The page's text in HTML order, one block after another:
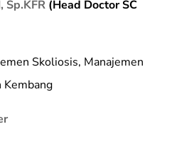
Sp.KFR(Head Doctor SC
Skoliosis, Manajemen
Kembang